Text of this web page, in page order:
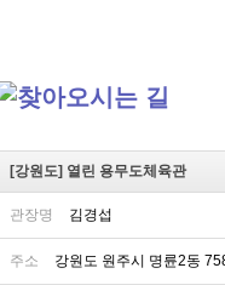
[강원도] 열린 용무도체육관
관장명 김경섭
주소 강원도 원주시 명륜2동